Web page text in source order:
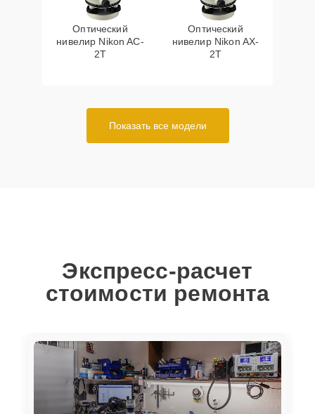
Оптический
нивелир Nikon AC-
2T
Оптический
нивелир Nikon AX-
2T
Показать все модели
Экспресс-расчет
стоимости ремонта